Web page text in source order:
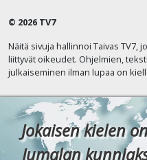
© 2026 TV7
Näitä sivuja hallinnoi Taivas TV7,
liittyvät oikeudet. Ohjelmien,
julkaiseminen ilman lupaa on
Jokaisen kielen
Jumalan